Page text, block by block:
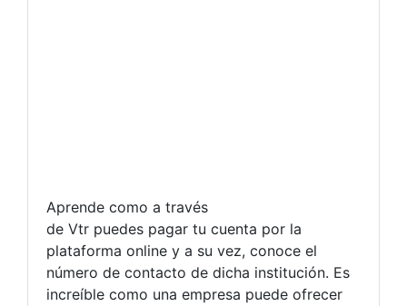
Aprende como a través
de Vtr puedes pagar tu cuenta por la
plataforma online y a su vez, conoce el
número de contacto de dicha institución. Es
increíble como una empresa puede ofrecer